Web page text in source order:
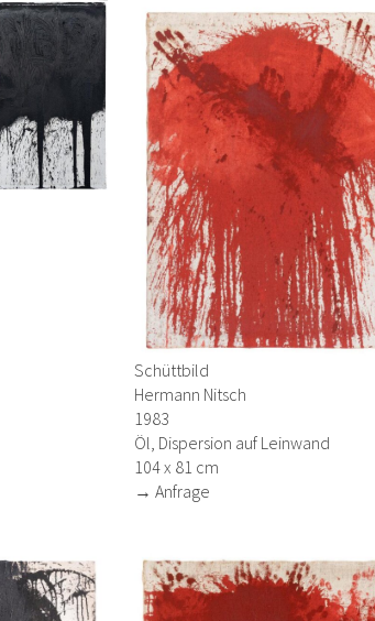
Schüttbild
Hermann Nitsch
1983
Öl, Dispersion auf Leinwand
104 x 81 cm
→ Anfrage